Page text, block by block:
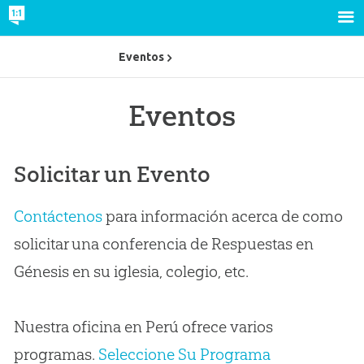
Eventos
Solicitar un Evento
Contáctenospara información acerca de como
solicitar una conferencia de Respuestas en
Génesis en su iglesia, colegio, etc.
Nuestra oficina en Perú ofrece varios
programas. Seleccione Su Programa
Eventos